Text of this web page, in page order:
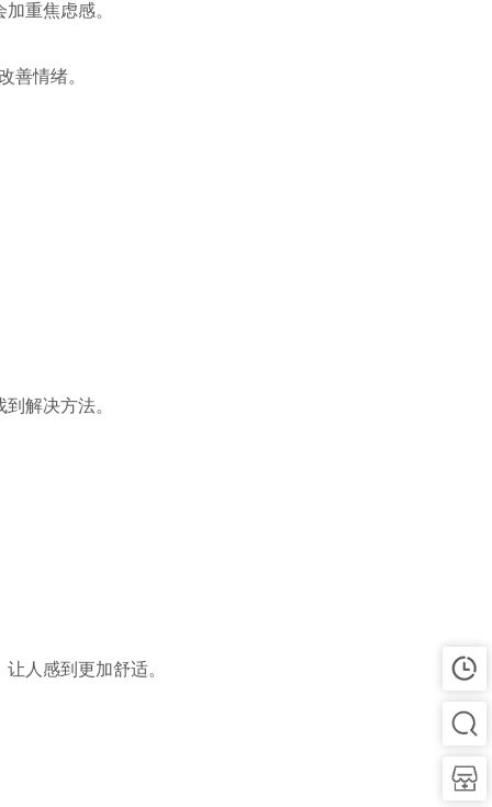
重焦虑感。
善情绪。
解决方法。
人感到更加舒适。